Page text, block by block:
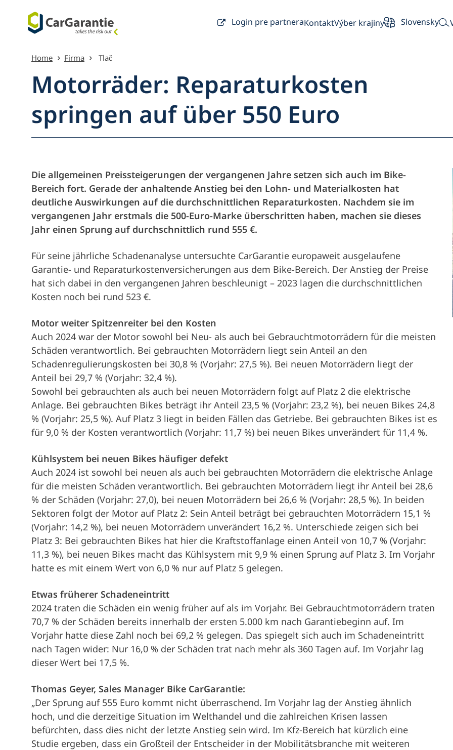
Preskočiť na obsah
Login pre partneraKontaktVýber krajiny Slovensky
Partner
Majiteľ vozidla
Servis a
Partner
Majiteľ vozidla
Firma
Home Firma Tlač
Motorräder: Reparaturkosten
springen auf über 550 Euro
Die allgemeinen Preissteigerungen der vergangenen Jahre setzen sich auch im Bike-
Bereich fort. Gerade der anhaltende Anstieg bei den Lohn- und Materialkosten hat
deutliche Auswirkungen auf die durchschnittlichen Reparaturkosten. Nachdem sie im
vergangenen Jahr erstmals die 500-Euro-Marke überschritten haben, machen sie dieses
Jahr einen Sprung auf durchschnittlich rund 555 €.
Für seine jährliche Schadenanalyse untersuchte CarGarantie europaweit ausgelaufene
Garantie- und Reparaturkostenversicherungen aus dem Bike-Bereich. Der Anstieg der Preise
hat sich dabei in den vergangenen Jahren beschleunigt – 2023 lagen die durchschnittlichen
Kosten noch bei rund 523 €.
Motor weiter Spitzenreiter bei den Kosten
Auch 2024 war der Motor sowohl bei Neu- als auch bei Gebrauchtmotorrädern für die meisten
Schäden verantwortlich. Bei gebrauchten Motorrädern liegt sein Anteil an den
Schadenregulierungskosten bei 30,8 % (Vorjahr: 27,5 %). Bei neuen Motorrädern liegt der
Anteil bei 29,7 % (Vorjahr: 32,4 %).
Sowohl bei gebrauchten als auch bei neuen Motorrädern folgt auf Platz 2 die elektrische
Anlage. Bei gebrauchten Bikes beträgt ihr Anteil 23,5 % (Vorjahr: 23,2 %), bei neuen Bikes 24,8
% (Vorjahr: 25,5 %). Auf Platz 3 liegt in beiden Fällen das Getriebe. Bei gebrauchten Bikes ist es
für 9,0 % der Kosten verantwortlich (Vorjahr: 11,7 %) bei neuen Bikes unverändert für 11,4 %.
Kühlsystem bei neuen Bikes häufiger defekt
Auch 2024 ist sowohl bei neuen als auch bei gebrauchten Motorrädern die elektrische Anlage
für die meisten Schäden verantwortlich. Bei gebrauchten Motorrädern liegt ihr Anteil bei 28,6
% der Schäden (Vorjahr: 27,0), bei neuen Motorrädern bei 26,6 % (Vorjahr: 28,5 %). In beiden
Sektoren folgt der Motor auf Platz 2: Sein Anteil beträgt bei gebrauchten Motorrädern 15,1 %
(Vorjahr: 14,2 %), bei neuen Motorrädern unverändert 16,2 %. Unterschiede zeigen sich bei
Platz 3: Bei gebrauchten Bikes hat hier die Kraftstoffanlage einen Anteil von 10,7 % (Vorjahr:
11,3 %), bei neuen Bikes macht das Kühlsystem mit 9,9 % einen Sprung auf Platz 3. Im Vorjahr
hatte es mit einem Wert von 6,0 % nur auf Platz 5 gelegen.
Etwas früherer Schadeneintritt
2024 traten die Schäden ein wenig früher auf als im Vorjahr. Bei Gebrauchtmotorrädern traten
70,7 % der Schäden bereits innerhalb der ersten 5.000 km nach Garantiebeginn auf. Im
Vorjahr hatte diese Zahl noch bei 69,2 % gelegen. Das spiegelt sich auch im Schadeneintritt
nach Tagen wider: Nur 16,0 % der Schäden trat nach mehr als 360 Tagen auf. Im Vorjahr lag
dieser Wert bei 17,5 %.
Thomas Geyer, Sales Manager Bike CarGarantie:
„Der Sprung auf 555 Euro kommt nicht überraschend. Im Vorjahr lag der Anstieg ähnlich
hoch, und die derzeitige Situation im Welthandel und die zahlreichen Krisen lassen
befürchten, dass dies nicht der letzte Anstieg sein wird. Im Kfz-Bereich hat kürzlich eine
Studie ergeben, dass ein Großteil der Entscheider in der Mobilitätsbranche mit weiteren